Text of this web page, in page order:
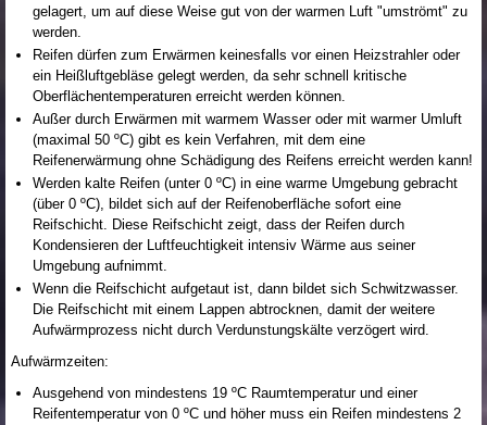
gelagert, um auf diese Weise gut von der warmen Luft "umströmt" zu
werden.
Reifen dürfen zum Erwärmen keinesfalls vor einen Heizstrahler oder
ein Heißluftgebläse gelegt werden, da sehr schnell kritische
Oberflächentemperaturen erreicht werden können.
Außer durch Erwärmen mit warmem Wasser oder mit warmer Umluft
(maximal 50 ºC) gibt es kein Verfahren, mit dem eine
Reifenerwärmung ohne Schädigung des Reifens erreicht werden kann!
Werden kalte Reifen (unter 0 ºC) in eine warme Umgebung gebracht
(über 0 ºC), bildet sich auf der Reifenoberfläche sofort eine
Reifschicht. Diese Reifschicht zeigt, dass der Reifen durch
Kondensieren der Luftfeuchtigkeit intensiv Wärme aus seiner
Umgebung aufnimmt.
Wenn die Reifschicht aufgetaut ist, dann bildet sich Schwitzwasser.
Die Reifschicht mit einem Lappen abtrocknen, damit der weitere
Aufwärmprozess nicht durch Verdunstungskälte verzögert wird.
Aufwärmzeiten:
Ausgehend von mindestens 19 ºC Raumtemperatur und einer
Reifentemperatur von 0 ºC und höher muss ein Reifen mindestens 2